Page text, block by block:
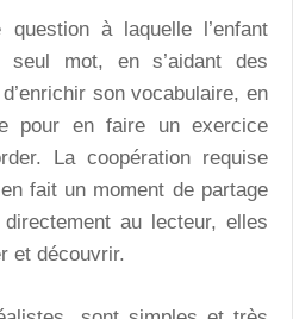
à laquelle l’enfant
seul mot, en s’aidant des
son vocabulaire, en
pour en faire un exercice
La coopération requise
fait un moment de partage
au lecteur, elles
et découvrir.